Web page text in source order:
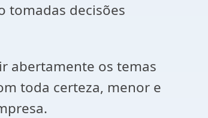
tomadas decisões
abertamente os temas
toda certeza, menor e